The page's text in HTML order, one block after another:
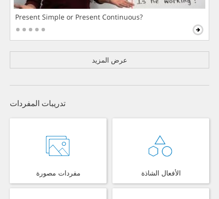
Present Simple or Present Continuous?
عرض المزيد
تدريبات المفردات
مفردات مصورة الأفعال الشاذة